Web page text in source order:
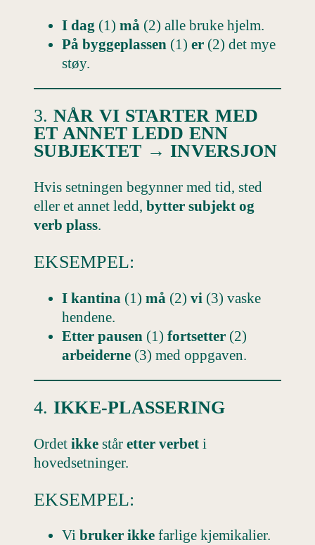
I dag (1) må (2) alle bruke hjelm.
På byggeplassen (1) er (2) det mye
støy.
3. NÅR VI STARTER MED
ET ANNET LEDD ENN
SUBJEKTET → INVERSJON
Hvis setningen begynner med tid, sted
eller et annet ledd, bytter subjekt og
verb plass.
EKSEMPEL:
I kantina (1) må (2) vi (3) vaske
hendene.
Etter pausen (1) fortsetter (2)
arbeiderne (3) med oppgaven.
4. IKKE-PLASSERING
Ordet ikke står etter verbet i
hovedsetninger.
EKSEMPEL:
Vi bruker ikke farlige kjemikalier.